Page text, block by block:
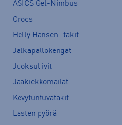
ASICS Gel-Nimbus
Crocs
Helly Hansen -takit
Jalkapallokengät
Juoksuliivit
Jääkiekkomailat
Kevytuntuvatakit
Lasten pyörä